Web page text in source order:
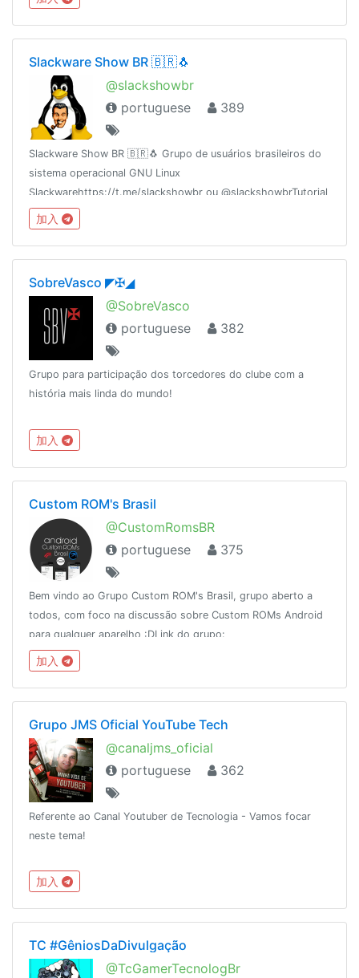
Slackware Show BR 🇧🇷🐧
@slackshowbr
portuguese
389
Slackware Show BR 🇧🇷🐧 Grupo de usuários brasileiros do
sistema operacional GNU Linux
Slackwarehttps://t.me/slackshowbr ou @slackshowbrTutorial
de Instalação Slackware
14.2https://www.youtube.com/watch?v=Rsa35PqM_dA
加入
SobreVasco ◤✠◢
@SobreVasco
portuguese
382
Grupo para participação dos torcedores do clube com a
história mais linda do mundo!
加入
Custom ROM's Brasil
@CustomRomsBR
portuguese
375
Bem vindo ao Grupo Custom ROM's Brasil, grupo aberto a
todos, com foco na discussão sobre Custom ROMs Android
para qualquer aparelho :DLink do grupo:
http://t.me/CustomRomsBR
加入
Grupo JMS Oficial YouTube Tech
@canaljms_oficial
portuguese
362
Referente ao Canal Youtuber de Tecnologia - Vamos focar
neste tema!
加入
TC #GêniosDaDivulgação
@TcGamerTecnologBr